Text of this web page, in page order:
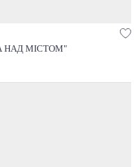
НАД МІСТОМ"